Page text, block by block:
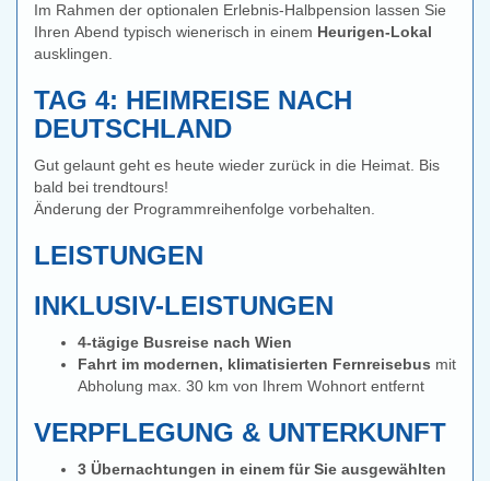
Im Rahmen der optionalen Erlebnis-Halbpension lassen Sie
Ihren Abend typisch wienerisch in einem Heurigen-Lokal
ausklingen.
TAG 4: HEIMREISE NACH
DEUTSCHLAND
Gut gelaunt geht es heute wieder zurück in die Heimat. Bis
bald bei trendtours!
Änderung der Programmreihenfolge vorbehalten.
LEISTUNGEN
INKLUSIV-LEISTUNGEN
4-tägige Busreise nach Wien
Fahrt im modernen, klimatisierten Fernreisebus mit
Abholung max. 30 km von Ihrem Wohnort entfernt
VERPFLEGUNG & UNTERKUNFT
3 Übernachtungen in einem für Sie ausgewählten